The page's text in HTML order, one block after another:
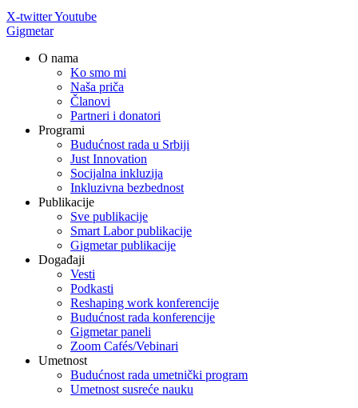
X-twitterYoutube
Gigmetar
O nama
Ko smo mi
Naša priča
Članovi
Partneri i donatori
Programi
Budućnost rada u Srbiji
Just Innovation
Socijalna inkluzija
Inkluzivna bezbednost
Publikacije
Sve publikacije
Smart Labor publikacije
Gigmetar publikacije
Događaji
Vesti
Podkasti
Reshaping work konferencije
Budućnost rada konferencije
Gigmetar paneli
Zoom Cafés/Vebinari
Umetnost
Budućnost rada umetnički program
Umetnost susreće nauku